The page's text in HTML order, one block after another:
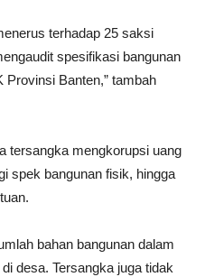
terhadap 25 saksi
spesifikasi bangunan
Banten,” tambah
tersangka mengkorupsi uang
spek bangunan fisik, hingga
bahan bangunan dalam
desa. Tersangka juga tidak